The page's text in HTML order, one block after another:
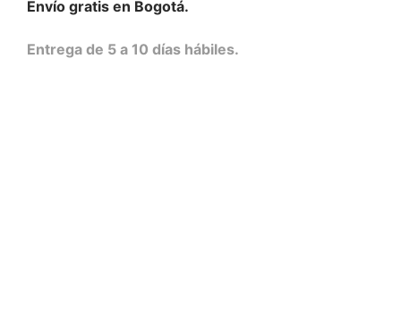
Envío gratis en Bogotá.
Entrega de 5 a 10 días hábiles.